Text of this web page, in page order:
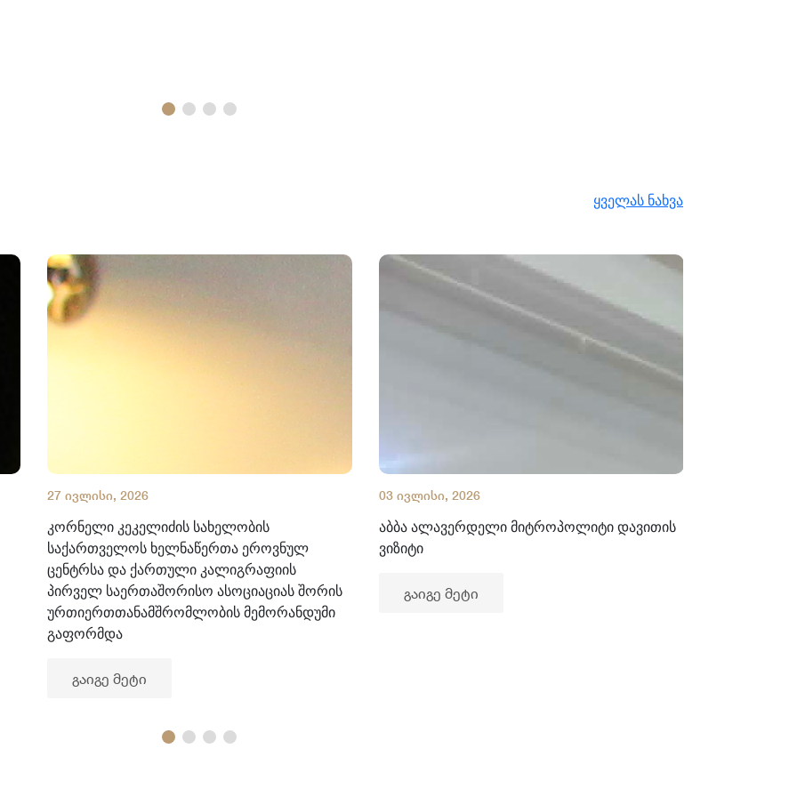
ყველას ნახვა
27 ივლისი, 2026
კორნელი კეკელიძის სახელობის
საქართველოს ხელნაწერთა ეროვნულ
ცენტრსა და ქართული კალიგრაფიის
პირველ საერთაშორისო ასოციაციას შორის
ურთიერთთანამშრომლობის მემორანდუმი
გაფორმდა
გაიგე მეტი
03 ივლისი, 2026
აბბა ალავერდელი მიტროპოლიტი დავითის
ვიზიტი
გაიგე მეტი